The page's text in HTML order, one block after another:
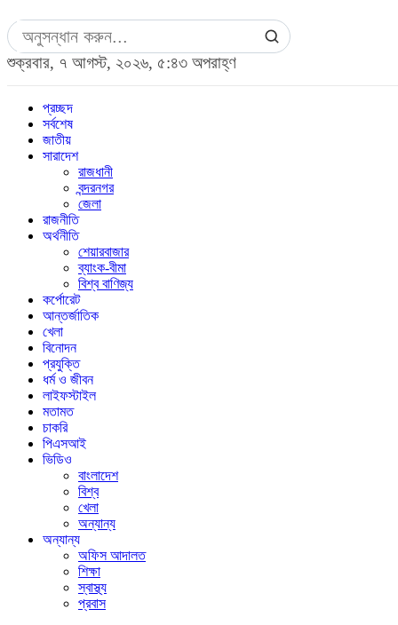
শুক্রবার, ৭ আগস্ট, ২০২৬, ৫:৪৩ অপরাহ্ণ
প্রচ্ছদ
সর্বশেষ
জাতীয়
সারাদেশ
রাজধানী
বন্দরনগর
জেলা
রাজনীতি
অর্থনীতি
শেয়ারবাজার
ব্যাংক-বীমা
বিশ্ব বাণিজ্য
কর্পোরেট
আন্তর্জাতিক
খেলা
বিনোদন
প্রযুক্তি
ধর্ম ও জীবন
লাইফস্টাইল
মতামত
চাকরি
পিএসআই
ভিডিও
বাংলাদেশ
বিশ্ব
খেলা
অন্যান্য
অন্যান্য
অফিস আদালত
শিক্ষা
স্বাস্থ্য
প্রবাস